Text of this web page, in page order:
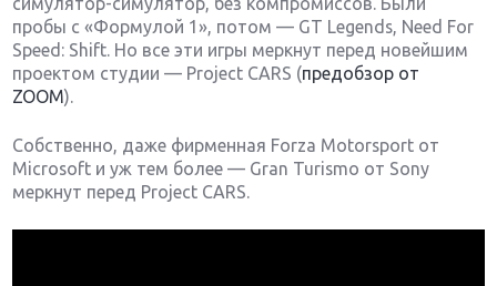
пробы с «Формулой 1», потом — GT Legends, Need For
Speed: Shift. Но все эти игры меркнут перед новейшим
проектом студии — Project CARS (предобзор от
ZOOM).
Собственно, даже фирменная Forza Motorsport от
Microsoft и уж тем более — Gran Turismo от Sony
меркнут перед Project CARS.